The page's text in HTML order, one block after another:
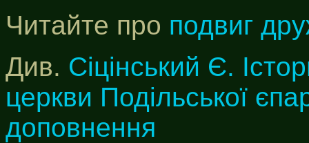
Читайте про подвиг
Див. Сіцінський Є.
церкви Подільської
доповнення